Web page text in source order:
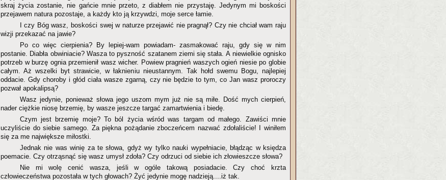
skraj życia zostanie, nie gańcie mnie przeto, z diabłem nie przystaję. Jedynym mi boskości
przejawem natura pozostaje, a każdy kto ją krzywdzi, moje serce łamie.
I czy Bóg wasz, boskości swej w naturze przejawić nie pragnął? Czy nie chciał wam raju
wizji przekazać na jawie?
Po co więc cierpienia? By lepiej-wam powiadam- zasmakować raju, gdy się w nim
postanie. Diabła obwiniacie? Wasza to pyszność szatanem ziemi się stała. A niewielkie ognisko
potrzeb w burzę ognia przemienił wasz wicher. Powiew pragnień waszych ogień niesie po globie
całym. Aż wszelki byt strawicie, w łaknieniu nieustannym. Tak hołd swemu Bogu, najlepiej
oddacie. Gdy choroby i głód ciała wasze zgarną, czy nie będzie to tym, co Jan wasz proroczy
pozwał apokalipsą?
Wasz jedynie, ponieważ słowa jego uszom mym już nie są miłe. Dość mych cierpień,
nader ciężkie niosę brzemię, by wasze jeszcze targać zamartwienia i biedę.
Czym jest brzemię moje? To ból życia wśród was targam od małego. Zawiści mnie
uczyliście do siebie samego. Za piękna pożądanie zboczeńcem nazwać zdołaliście! I winiłem
się za me największe miłostki.
Jednak nie was winię za te słowa, gdyż wy tylko nauki wypełniacie, błądząc w księdza
poemacie. Czy otrząsnąć się wasz umysł zdoła? Czy odrzuci od siebie ich złowieszcze słowa?
Nie mi wolę cenić wasza, jeśli w ogóle takową posiadacie. Czy choć krzta
człowieczeństwa pozostała w tych głowach? Żyć jedynie mogę nadzieją....iż tak.